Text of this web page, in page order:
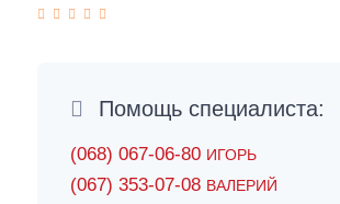
Помощь специалиста:
(068) 067-06-80 ИГОРЬ
(067) 353-07-08 ВАЛЕРИЙ